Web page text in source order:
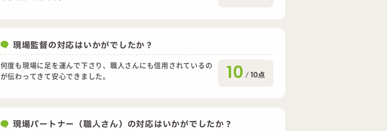
現場監督の対応はいかがでしたか？
何度も現場に足を運んで下さり、職人さんにも信用されているの
が伝わってきて安心できました。
10 / 10点
現場パートナー（職人さん）の対応はいかがでしたか？